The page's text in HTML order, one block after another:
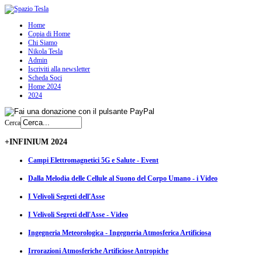
Home
Copia di Home
Chi Siamo
Nikola Tesla
Admin
Iscriviti alla newsletter
Scheda Soci
Home 2024
2024
Cerca
+INFINIUM 2024
Campi Elettromagnetici 5G e Salute - Event
Dalla Melodia delle Cellule al Suono del Corpo Umano - i Video
I Velivoli Segreti dell'Asse
I Velivoli Segreti dell'Asse - Video
Ingegneria Meteorologica - Ingegneria Atmosferica Artificiosa
Irrorazioni Atmosferiche Artificiose Antropiche